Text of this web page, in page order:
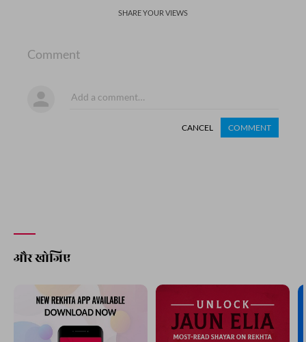
SHARE YOUR VIEWS
Comment
CANCEL COMMENT
और खोजिए